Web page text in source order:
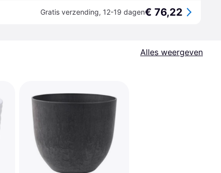
Gratis verzending, 12-19 dagen€ 76,22
Alles weergeven